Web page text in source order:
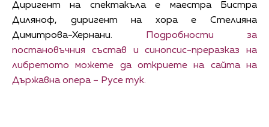
Диригент на спектакъла е маестра Бистра
Диляноф, диригент на хора е Стелияна
Димитрова-Хернани.
Подробности за
постановъчния състав и синопсис-преразказ на
либретото можете да откриете на сайта на
Държавна опера – Русе тук.